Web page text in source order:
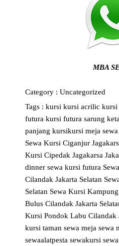
MBA
Category : Uncategorized
Tags : kursikursi acrilic
futurakursi futura sarung
panjangkursikursimeja
Sewa Kursi Ciganjur
Kursi Cipedak Jagakarsa
dinnersewa kursi futura
Cilandak Jakarta Selatan
Selatan Sewa Kursi
Bulus Cilandak Jakarta
Kursi Pondok Labu Cilandak
kursi tamansewa mejasewa
sewaalatpestasewakursi